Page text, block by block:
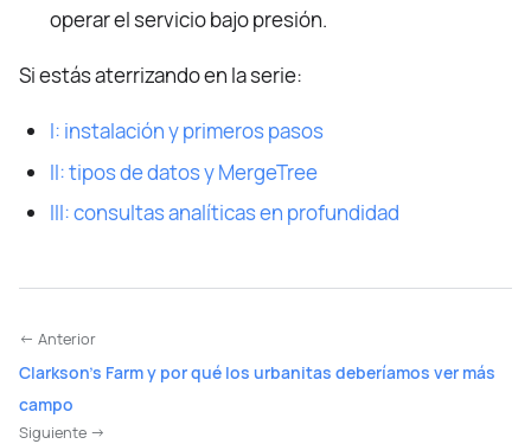
operar el servicio bajo presión.
Si estás aterrizando en la serie:
I: instalación y primeros pasos
II: tipos de datos y MergeTree
III: consultas analíticas en profundidad
← Anterior
Clarkson's Farm y por qué los urbanitas deberíamos ver más
campo
Siguiente →